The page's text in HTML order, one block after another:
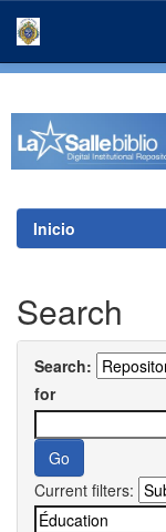
Inicio
Search
Search:
for
Current filters: